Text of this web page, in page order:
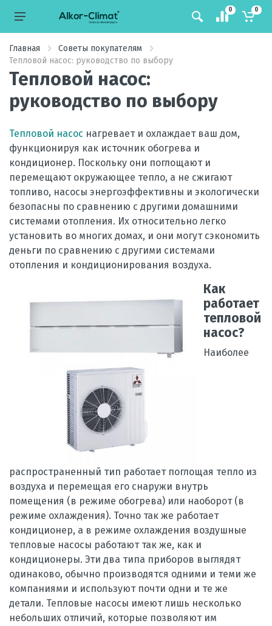
0 0
Главная
Советы покупателям
Тепловой насос: руководство по выбору
Тепловой насос:
руководство по выбору
Тепловой насос нагревает и охлаждает ваш дом,
функционируя как источник обогрева и
кондиционер. Поскольку они поглощают и
перемещают окружающее тепло, а не сжигают
топливо, насосы энергоэффективны и экологически
безопасны по сравнению с другими домашними
системами отопления. Их относительно легко
установить во многих домах, и они могут сэкономить
деньги по сравнению с другими системами
отопления и кондиционирования воздуха.
Как
работает
тепловой
насос?
Наиболее
распространенный тип работает поглощая тепло из
воздуха и перемещая его снаружи внутрь
помещения (в режиме обогрева) или наоборот (в
режиме охлаждения). Точно так же работает
кондиционер, а в режиме охлаждения воздушные
тепловые насосы работают так же, как и
кондиционеры. Эти два типа приборов выглядят
одинаково, обычно производятся одними и теми же
компаниями и используют почти одни и те же
детали. Тепловые насосы имеют лишь несколько
небольших отличий, которые позволяют им